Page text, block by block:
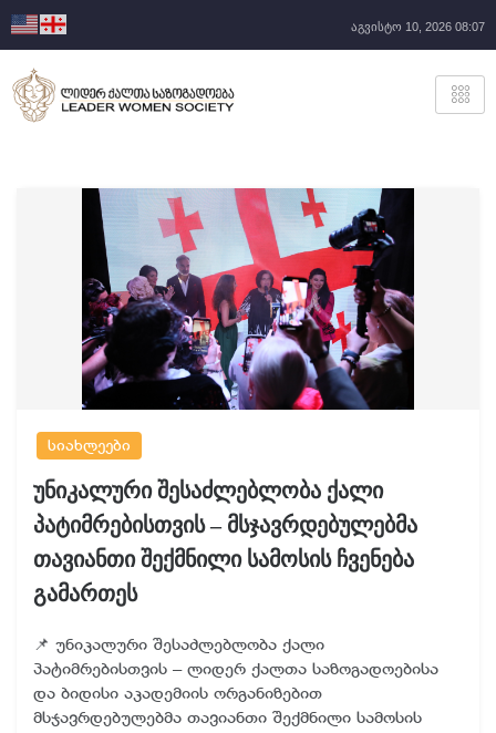
აგვისტო 10, 2026 08:07
სიახლეები
უნიკალური შესაძლებლობა ქალი
პატიმრებისთვის – მსჯავრდებულებმა
თავიანთი შექმნილი სამოსის ჩვენება
გამართეს
📌 უნიკალური შესაძლებლობა ქალი
პატიმრებისთვის – ლიდერ ქალთა საზოგადოებისა
და ბიდისი აკადემიის ორგანიზებით
მსჯავრდებულებმა თავიანთი შექმნილი სამოსის